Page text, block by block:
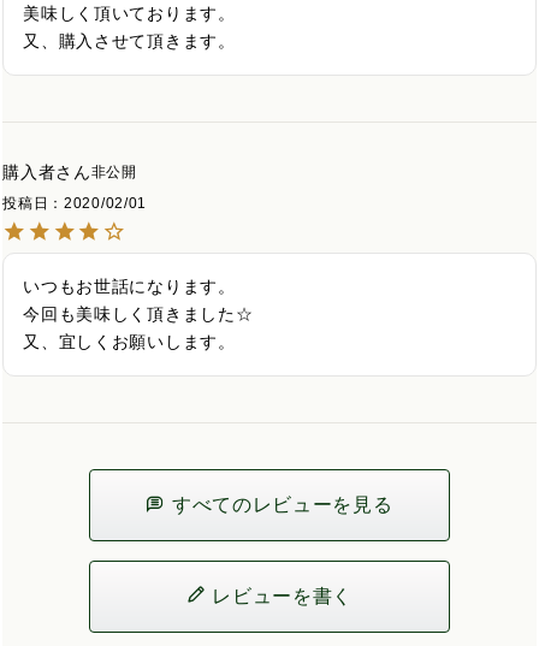
美味しく頂いております。
又、購入させて頂きます。
購入者
非公開
投稿日
2020/02/01
いつもお世話になります。
今回も美味しく頂きました☆
又、宜しくお願いします。
すべてのレビューを見る
レビューを書く